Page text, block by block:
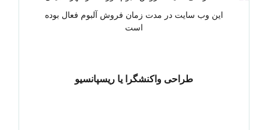
این وب سایت در مدت زمان فروش آلبوم فعال بوده
است
طراحی واکنشگرا یا ریسپانسیو